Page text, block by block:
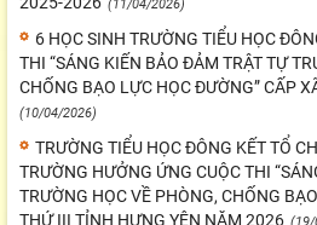
(11/04/2026)
6 HỌC SINH TRƯỜNG TIỂU HỌC
THI “SÁNG KIẾN BẢO ĐẢM TRẬT TỰ
CHỐNG BẠO LỰC HỌC ĐƯỜNG” CẤP
(10/04/2026)
TRƯỜNG TIỂU HỌC ĐÔNG KẾT TỔ
TRƯỜNG HƯỞNG ỨNG CUỘC THI
TRƯỜNG HỌC VỀ PHÒNG, CHỐNG
THỨ III TỈNH HƯNG YÊN NĂM 2026